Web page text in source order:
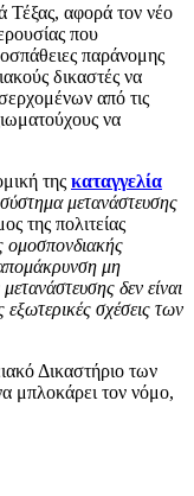
Τέξας, αφορά τον νέο
που
παράνομης
δικαστές να
από τις
να
της καταγγελία
σύστημα μετανάστευσης
της πολιτείας
ομοσπονδιακής
μη
δεν είναι
εξωτερικές σχέσεις των
Δικαστήριο των
μπλοκάρει τον νόμο,